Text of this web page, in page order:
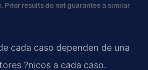
results do not guarantee a similar
cada caso dependen de una
?nicos a cada caso.